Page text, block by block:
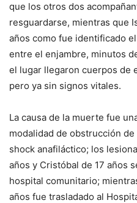
que los otros dos
resguardarse, mientras que
años como fue identificado
entre el enjambre, minutos
el lugar llegaron cuerpos de
pero ya sin signos vitales.
La causa de la muerte fue
modalidad de obstrucción
shock anafiláctico; los
años y Cristóbal de 17 años
hospital comunitario;
años fue trasladado al